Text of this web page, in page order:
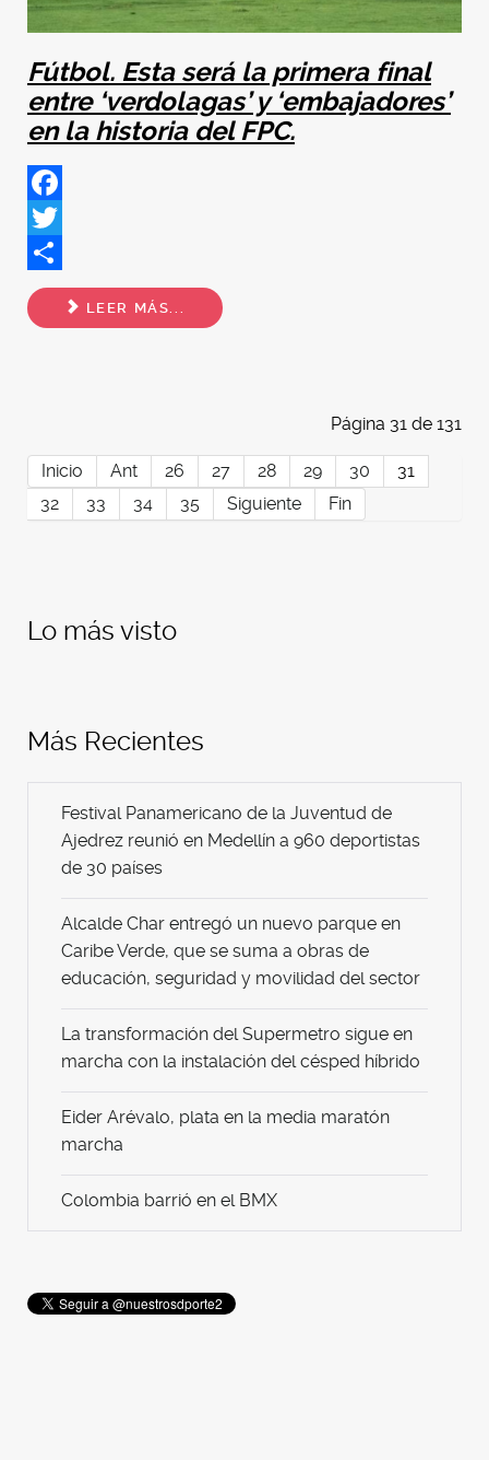
Fútbol. Esta será la primera final
entre ‘verdolagas’ y ‘embajadores’
en la historia del FPC.
Facebook
Twitter
Share
LEER MÁS...
Página 31 de 131
Inicio Ant 26 27 28 29 30
31
32
33 34 35 Siguiente Fin
Lo más visto
Más Recientes
Festival Panamericano de la Juventud de
Ajedrez reunió en Medellín a 960 deportistas
de 30 países
Alcalde Char entregó un nuevo parque en
Caribe Verde, que se suma a obras de
educación, seguridad y movilidad del sector
La transformación del Supermetro sigue en
marcha con la instalación del césped híbrido
Eider Arévalo, plata en la media maratón
marcha
Colombia barrió en el BMX